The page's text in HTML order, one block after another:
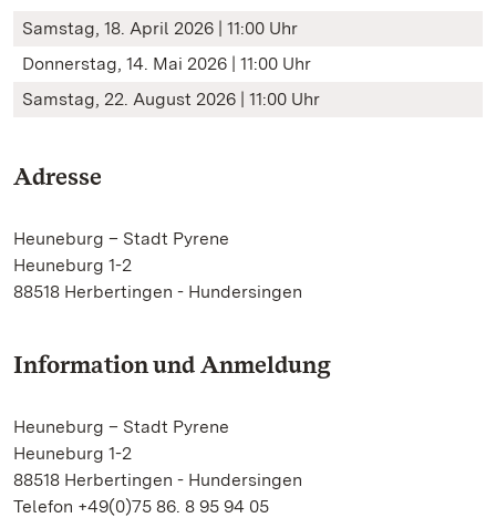
Samstag, 18. April 2026 | 11:00 Uhr
Donnerstag, 14. Mai 2026 | 11:00 Uhr
Samstag, 22. August 2026 | 11:00 Uhr
Adresse
Heuneburg – Stadt Pyrene
Heuneburg 1-2
88518 Herbertingen - Hundersingen
Information und Anmeldung
Heuneburg – Stadt Pyrene
Heuneburg 1-2
88518 Herbertingen - Hundersingen
Telefon +49(0)75 86. 8 95 94 05